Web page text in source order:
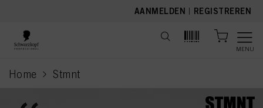
AANMELDEN | REGISTREREN
MENU
Home Stmnt
current page